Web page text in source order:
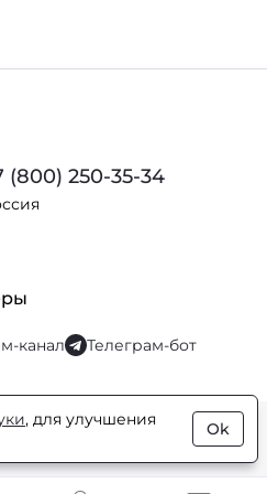
(800) 250-35-34
канал Телеграм-бот
магазин парфюмерии и
, для улучшения
Ok